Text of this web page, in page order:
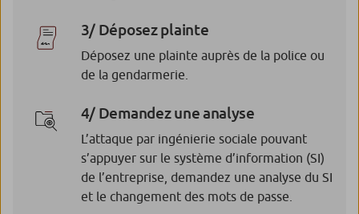
3/ Déposez plainte
Déposez une plainte auprès de la police ou
de la gendarmerie.
4/ Demandez une analyse
L’attaque par ingénierie sociale pouvant
s’appuyer sur le système d’information (SI)
de l’entreprise, demandez une analyse du SI
et le changement des mots de passe.